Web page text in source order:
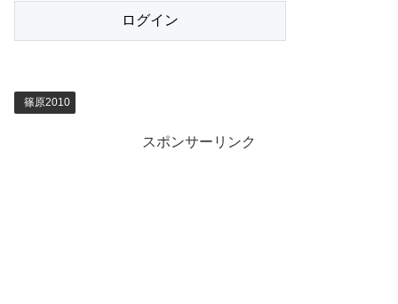
篠原2010
スポンサーリンク